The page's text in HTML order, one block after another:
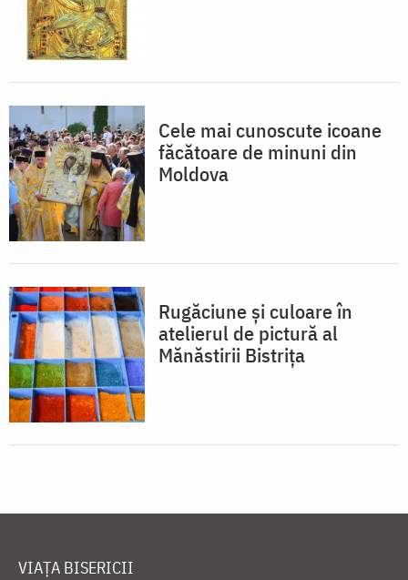
Cele mai cunoscute icoane
făcătoare de minuni din
Moldova
Rugăciune și culoare în
atelierul de pictură al
Mănăstirii Bistrița
VIAȚA BISERICII